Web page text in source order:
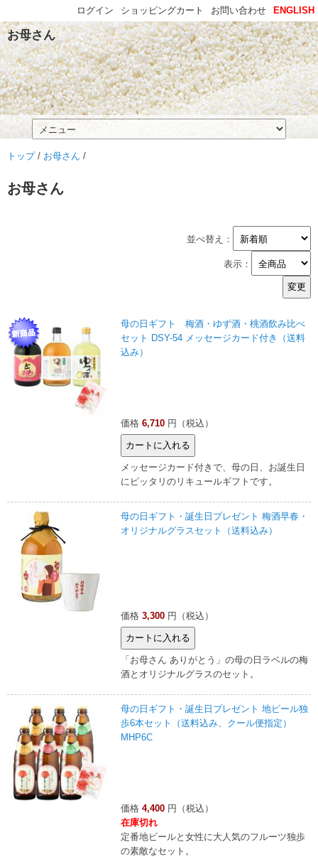
お母さん
トップ/ お母さん /
お母さん
並べ替え：
表示：
母の日ギフト 梅酒・ゆず酒・桃酒飲み比べ
セット DSY-54 メッセージカード付き（送料
込み）
価格 6,710 円（税込）
メッセージカード付きで、母の日、お誕生日
にピッタリのリキュールギフトです。
母の日ギフト・誕生日プレゼント 梅酒早春・
オリジナルグラスセット（送料込み）
価格 3,300 円（税込）
「お母さん ありがとう」の母の日ラベルの梅
酒とオリジナルグラスのセット。
母の日ギフト・誕生日プレゼント 地ビール独
歩6本セット（送料込み、クール便指定）
MHP6C
価格 4,400 円（税込）
在庫切れ
定番地ビールと女性に大人気のフルーツ独歩
の素敵なセット。
ENGLISH
お問い合わせ
ショッピングカート
ログイン